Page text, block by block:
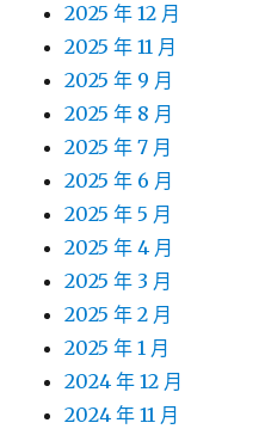
2025 年 12 月
2025 年 11 月
2025 年 9 月
2025 年 8 月
2025 年 7 月
2025 年 6 月
2025 年 5 月
2025 年 4 月
2025 年 3 月
2025 年 2 月
2025 年 1 月
2024 年 12 月
2024 年 11 月